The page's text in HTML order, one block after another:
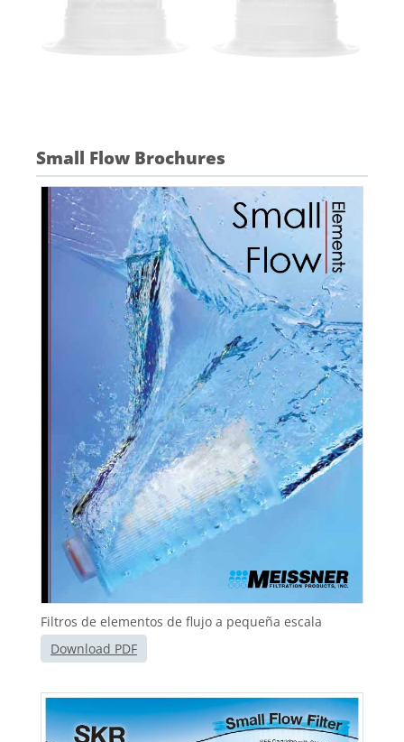
Small Flow Brochures
Filtros de elementos de flujo a pequeña escala
Download PDF